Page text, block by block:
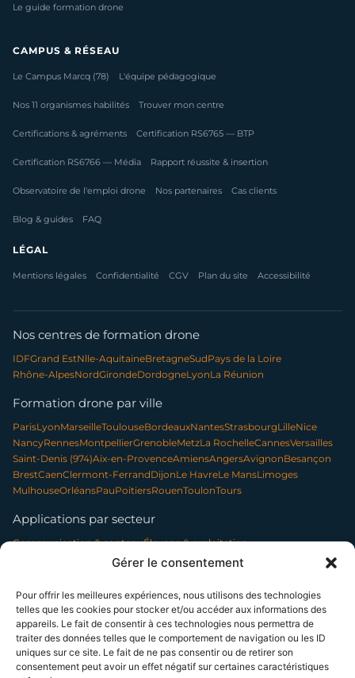
Gérer le consentement
Pour offrir les meilleures expériences, nous utilisons des technologies
telles que les cookies pour stocker et/ou accéder aux informations des
appareils. Le fait de consentir à ces technologies nous permettra de
traiter des données telles que le comportement de navigation ou les ID
uniques sur ce site. Le fait de ne pas consentir ou de retirer son
consentement peut avoir un effet négatif sur certaines caractéristiques
Le guide formation drone
CAMPUS & RÉSEAU
Le Campus Marcq (78) L'équipe pédagogique
Nos 11 organismes habilités Trouver mon centre
Certifications & agréments Certification RS6765 — BTP
Certification RS6766 — Média Rapport réussite & insertion
Observatoire de l'emploi drone Nos partenaires Cas clients
Blog & guides FAQ
LÉGAL
Mentions légales Confidentialité CGV Plan du site Accessibilité
Nos centres de formation drone
IDFGrand EstNlle-AquitaineBretagneSudPays de la Loire
Rhône-AlpesNordGirondeDordogneLyonLa Réunion
Formation drone par ville
ParisLyonMarseilleToulouseBordeauxNantesStrasbourgLilleNice
NancyRennesMontpellierGrenobleMetzLa RochelleCannesVersailles
Saint-Denis (974)Aix-en-ProvenceAmiensAngersAvignonBesançon
BrestCaenClermont-FerrandDijonLe HavreLe MansLimoges
MulhouseOrléansPauPoitiersRouenToulonTours
Applications par secteur
Communication & contenuÉlevage & exploitation
Événementiel & tourismeForêt & environnement
Photo professionnelle Nettoyage par drone
SUIVEZ-NOUS